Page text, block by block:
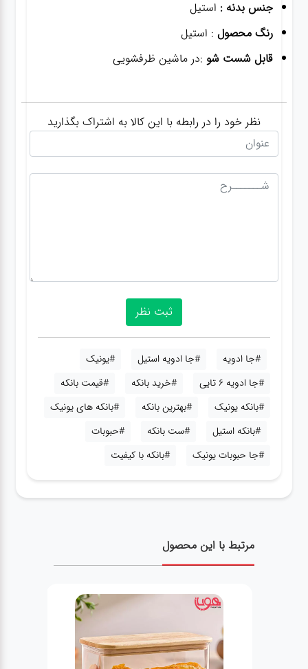
جنس بدنه : استیل
رنگ محصول : استیل
قابل شست شو :در ماشین ظرفشویی
نظر خود را در رابطه با این کالا به اشتراک بگذارید
#جا ادویه #جا ادویه استیل
#یونیک
#جا ادویه 6 تایی
#خرید بانکه
#قیمت بانکه
#بانکه یونیک
#بهترین بانکه
#بانکه های یونیک
#بانکه استیل
#ست بانکه
#حبوبات
#جا حبوبات یونیک
#بانکه با کیفیت
مرتبط با این محصول